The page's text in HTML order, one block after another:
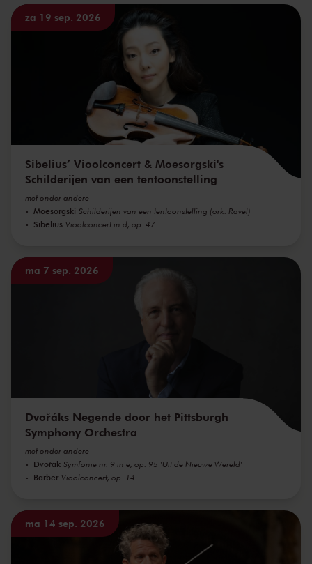
za 19 sep. 2026
Sibelius’ Vioolconcert & Moesorgski's
Schilderijen van een tentoonstelling
met onder andere
Moesorgski Schilderijen van een tentoonstelling (ork. Ravel)
Sibelius Vioolconcert in d, op. 47
ma 7 sep. 2026
Dvořáks Negende door het Pittsburgh
Symphony Orchestra
met onder andere
Dvořák Symfonie nr. 9 in e, op. 95 'Uit de Nieuwe Wereld'
Barber Vioolconcert, op. 14
ma 14 sep. 2026